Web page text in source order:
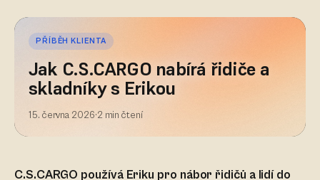
PŘÍBĚH KLIENTA
Jak C.S.CARGO nabírá řidiče a
skladníky s Erikou
15. června 2026·2 min čtení
C.S.CARGO používá Eriku pro nábor řidičů a lidí do